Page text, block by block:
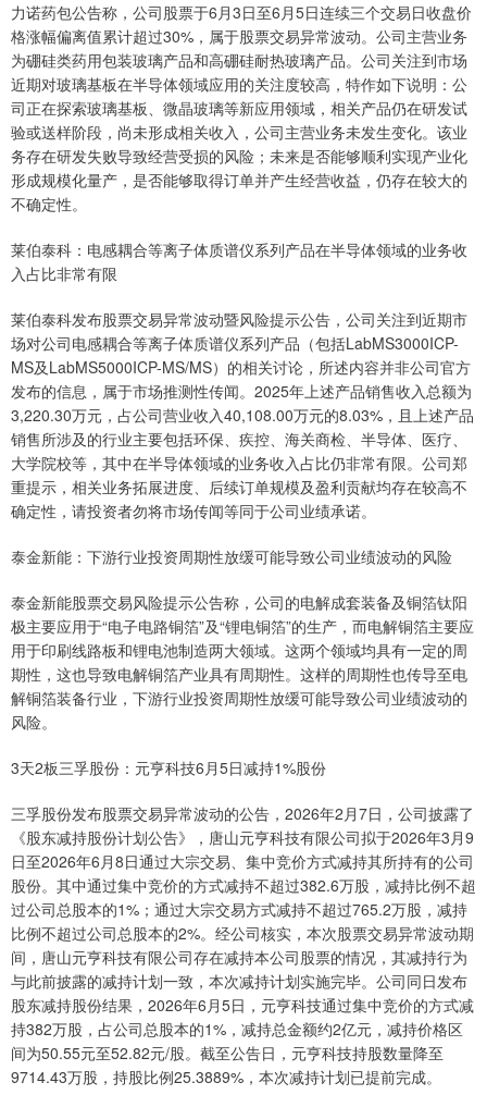
力诺药包公告称，公司股票于6月3日至6月5日连续三个交易日收盘价
格涨幅偏离值累计超过30%，属于股票交易异常波动。公司主营业务
为硼硅类药用包装玻璃产品和高硼硅耐热玻璃产品。公司关注到市场
近期对玻璃基板在半导体领域应用的关注度较高，特作如下说明：公
司正在探索玻璃基板、微晶玻璃等新应用领域，相关产品仍在研发试
验或送样阶段，尚未形成相关收入，公司主营业务未发生变化。该业
务存在研发失败导致经营受损的风险；未来是否能够顺利实现产业化
形成规模化量产，是否能够取得订单并产生经营收益，仍存在较大的
不确定性。
莱伯泰科：电感耦合等离子体质谱仪系列产品在半导体领域的业务收
入占比非常有限
莱伯泰科发布股票交易异常波动暨风险提示公告，公司关注到近期市
场对公司电感耦合等离子体质谱仪系列产品（包括LabMS3000ICP-
MS及LabMS5000ICP-MS/MS）的相关讨论，所述内容并非公司官方
发布的信息，属于市场推测性传闻。2025年上述产品销售收入总额为
3,220.30万元，占公司营业收入40,108.00万元的8.03%，且上述产品
销售所涉及的行业主要包括环保、疾控、海关商检、半导体、医疗、
大学院校等，其中在半导体领域的业务收入占比仍非常有限。公司郑
重提示，相关业务拓展进度、后续订单规模及盈利贡献均存在较高不
确定性，请投资者勿将市场传闻等同于公司业绩承诺。
泰金新能：下游行业投资周期性放缓可能导致公司业绩波动的风险
泰金新能股票交易风险提示公告称，公司的电解成套装备及铜箔钛阳
极主要应用于“电子电路铜箔”及“锂电铜箔”的生产，而电解铜箔主要应
用于印刷线路板和锂电池制造两大领域。这两个领域均具有一定的周
期性，这也导致电解铜箔产业具有周期性。这样的周期性也传导至电
解铜箔装备行业，下游行业投资周期性放缓可能导致公司业绩波动的
风险。
3天2板三孚股份：元亨科技6月5日减持1%股份
三孚股份发布股票交易异常波动的公告，2026年2月7日，公司披露了
《股东减持股份计划公告》，唐山元亨科技有限公司拟于2026年3月9
日至2026年6月8日通过大宗交易、集中竞价方式减持其所持有的公司
股份。其中通过集中竞价的方式减持不超过382.6万股，减持比例不超
过公司总股本的1%；通过大宗交易方式减持不超过765.2万股，减持
比例不超过公司总股本的2%。经公司核实，本次股票交易异常波动期
间，唐山元亨科技有限公司存在减持本公司股票的情况，其减持行为
与此前披露的减持计划一致，本次减持计划实施完毕。公司同日发布
股东减持股份结果，2026年6月5日，元亨科技通过集中竞价的方式减
持382万股，占公司总股本的1%，减持总金额约2亿元，减持价格区
间为50.55元至52.82元/股。截至公告日，元亨科技持股数量降至
9714.43万股，持股比例25.3889%，本次减持计划已提前完成。